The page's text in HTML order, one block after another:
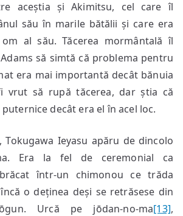
aceștia și Akimitsu, cel care îl
său în marile bătălii și care era
al său. Tăcerea mormântală îl
să simtă că problema pentru
era mai importantă decât bănuia
vrut să rupă tăcerea, dar știa că
decât era el în acel loc.
Ieyasu apăru de dincolo
Era la fel de ceremonial ca
într-un chimonou ce trăda
o deținea deși se retrăsese din
Urcă pe jōdan-no-ma[13],